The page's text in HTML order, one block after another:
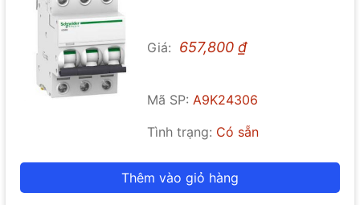
Giá: 657,800₫
Mã SP:A9K24306
Tình trạng: Có sẵn
Thêm vào giỏ hàng